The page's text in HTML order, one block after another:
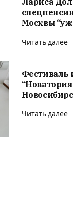
Москвы
Читать далее
Фестиваль
Читать далее